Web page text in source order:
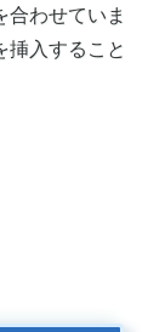
合わせていま
挿入すること